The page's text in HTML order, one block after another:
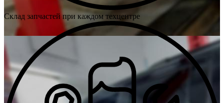
Склад запчастей при каждом техцентре